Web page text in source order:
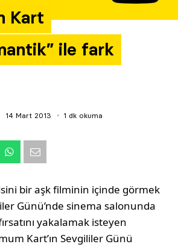
Kart
ile fark
14 Mart 2013 1 dk okuma
bir aşk filminin içinde görmek
Günü’nde sinema salonunda
yakalamak isteyen
Kart’ın Sevgililer Günü